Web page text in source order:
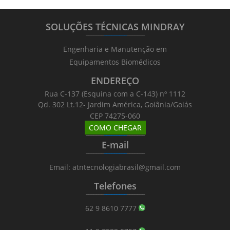
SOLUÇÕES TÉCNICAS MINDRAY
_______________________
Engenharia e Manutenção em
Equipamentos Biomédicos
ENDEREÇO
Rua C-137 (Esquina com a C-143) nº 1112
Qd. 302 Lt.12- Jardim América, Goiânia/Goiás
CEP 74275-060
COMO CHEGAR
_______________________
E-mail
_______________________
Email: atntecnologiabrasil@gmail.com
Telefones
_______________________
62 9 8610 7777